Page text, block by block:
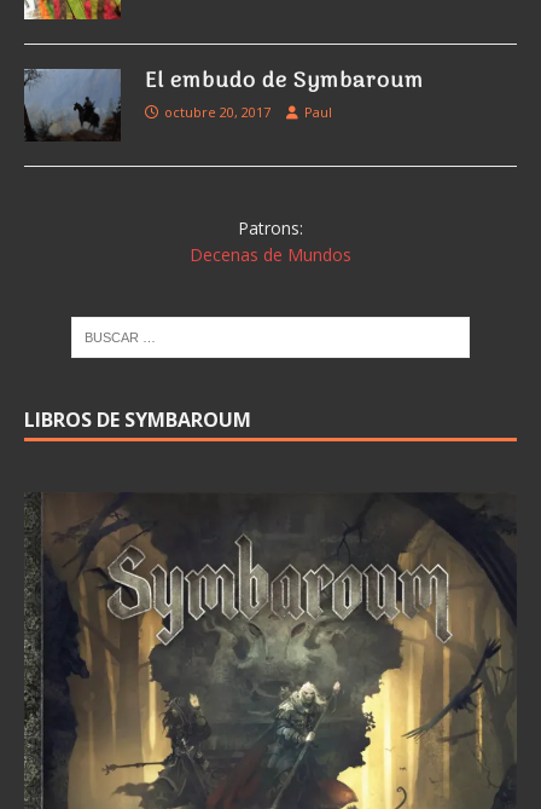
El embudo de Symbaroum
octubre 20, 2017 Paul
Patrons:
Decenas de Mundos
LIBROS DE SYMBAROUM